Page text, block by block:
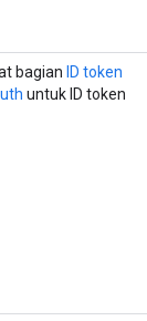
bagian ID token
untuk ID token